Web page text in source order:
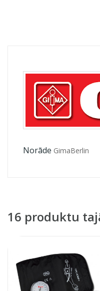
Norāde GimaBerlin
16 produktu